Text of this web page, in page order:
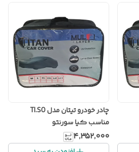
چادر خودرو تیتان مدل TI.SO
مناسب کیا سورنتو
۴٬۳۵۲٬۰۰۰